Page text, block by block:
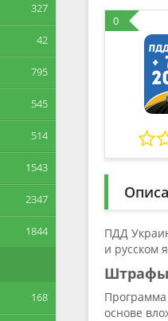
327
42
795
545
514
1543
2347
1844
168
0
ПДД
и русском
основе